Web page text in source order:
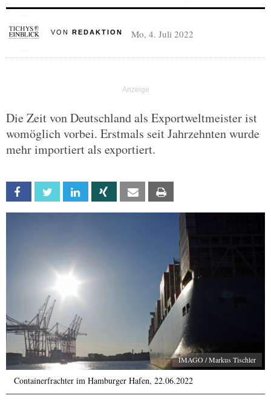
VON REDAKTION Mo, 4. Juli 2022
Die Zeit von Deutschland als Exportweltmeister ist
womöglich vorbei. Erstmals seit Jahrzehnten wurde
mehr importiert als exportiert.
Facebook Twitter Linkedin Xing Email
IMAGO / Markus Tischler
Containerfrachter im Hamburger Hafen, 22.06.2022